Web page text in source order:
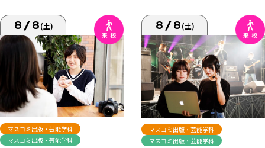
8/8(土)
マスコミ出版・芸能学科
マスコミ出版・芸能学科
8/8(土)
マスコミ出版・芸能学科
マスコミ出版・芸能学科